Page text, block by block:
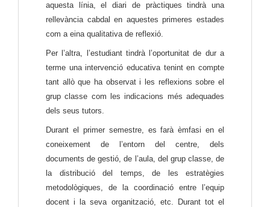
aquesta línia, el diari de pràctiques tindrà una
rellevància cabdal en aquestes primeres estades
com a eina qualitativa de reflexió.
Per l’altra, l’estudiant tindrà l’oportunitat de dur a
terme una intervenció educativa tenint en compte
tant allò que ha observat i les reflexions sobre el
grup classe com les indicacions més adequades
dels seus tutors.
Durant el primer semestre, es farà èmfasi en el
coneixement de l’entorn del centre, dels
documents de gestió, de l’aula, del grup classe, de
la distribució del temps, de les estratègies
metodològiques, de la coordinació entre l’equip
docent i la seva organització, etc. Durant tot el